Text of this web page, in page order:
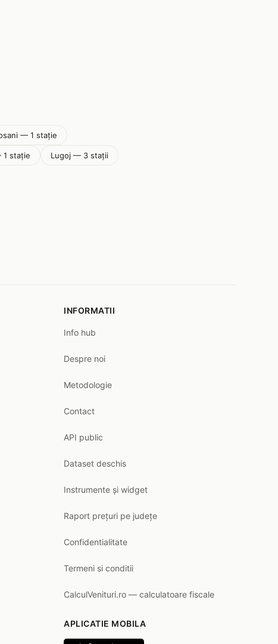
— 1 stație
stație Lugoj — 3 stații
INFORMATII
Info hub
Despre noi
Metodologie
Contact
API public
Dataset deschis
Instrumente și widget
Raport prețuri pe județe
Confidentialitate
Termeni si conditii
CalculVenituri.ro — calculatoare fiscale
APLICATIE MOBILA